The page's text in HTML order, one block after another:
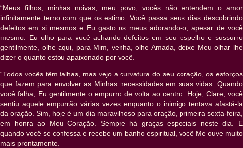
“Meus filhos, minhas noivas, meu povo, vocês não entendem o amor
infinitamente terno com que os estimo. Você passa seus dias descobrindo
defeitos em si mesmos e Eu gasto os meus adorando-o, apesar de você
mesmo. Eu olho para você achando defeitos em seu espelho e sussurro
gentilmente, olhe aqui, para Mim, venha, olhe Amada, deixe Meu olhar lhe
dizer o quanto estou apaixonado por você.
“Todos vocês têm falhas, mas vejo a curvatura do seu coração, os esforços
que fazem para envolver as Minhas necessidades em suas vidas. Quando
você falha, Eu gentilmente o empurro de volta ao centro. Hoje, Clare, você
sentiu aquele empurrão várias vezes enquanto o inimigo tentava afastá-la
da oração. Sim, hoje é um dia maravilhoso para oração, primeira sexta-feira,
em honra ao Meu Coração. Sempre há graças especiais neste dia. E
quando você se confessa e recebe um banho espiritual, você Me ouve muito
mais prontamente.